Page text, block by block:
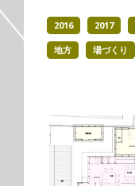
2016 2017
地方 場づくり